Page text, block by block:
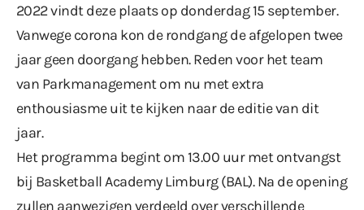
2022 vindt deze plaats op donderdag 15 september.
Vanwege corona kon de rondgang de afgelopen twee
jaar geen doorgang hebben. Reden voor het team
van Parkmanagement om nu met extra
enthousiasme uit te kijken naar de editie van dit
jaar.
Het programma begint om 13.00 uur met ontvangst
bij Basketball Academy Limburg (BAL). Na de opening
zullen aanwezigen verdeeld over verschillende